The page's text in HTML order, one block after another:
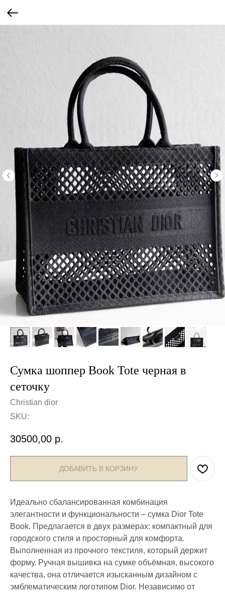
Сумка шоппер Book Tote черная в
сеточку
Christian dior
SKU:
30500,00 р.
ДОБАВИТЬ В КОРЗИНУ
Идеально сбалансированная комбинация
элегантности и функциональности – сумка Dior Tote
Book. Предлагается в двух размерах: компактный для
городского стиля и просторный для комфорта.
Выполненная из прочного текстиля, который держит
форму. Ручная вышивка на сумке объёмная, высокого
качества, она отличается изысканным дизайном с
эмблематическим логотипом Dior. Независимо от